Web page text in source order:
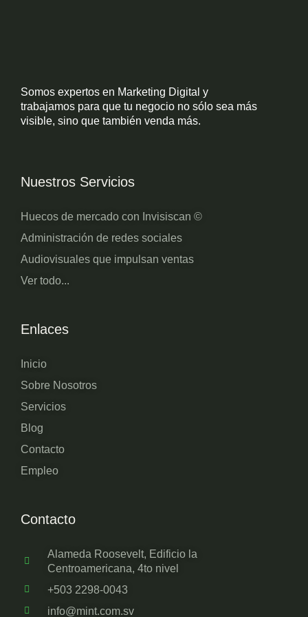
Contacto
Alameda Roosevelt, Edificio la
Centroamericana, 4to nivel
+503 2298-0043
info@mint.com.sv
Enlaces
Inicio
Sobre Nosotros
Servicios
Blog
Contacto
Empleo
Nuestros Servicios
Huecos de mercado con Invisiscan ©
Administración de redes sociales
Audiovisuales que impulsan ventas
Ver todo...
Somos expertos en Marketing Digital y
trabajamos para que tu negocio no sólo sea más
visible, sino que también venda más.